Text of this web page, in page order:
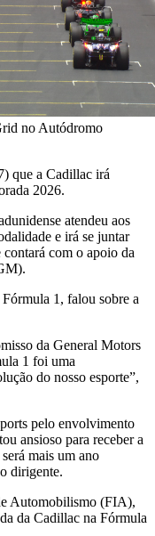
no Autódromo
que a Cadillac irá
2026.
atendeu aos
e irá se juntar
com o apoio da
1, falou sobre a
da General Motors
1 foi uma
do nosso esporte”,
pelo envolvimento
ansioso para receber a
mais um ano
dirigente.
Automobilismo (FIA),
da Cadillac na Fórmula